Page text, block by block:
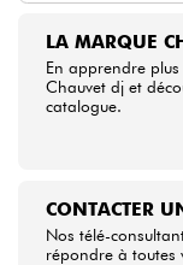
LA MARQUE
En apprendre
Chauvet dj et
catalogue.
CONTACTER
Nos télé-
répondre à toutes